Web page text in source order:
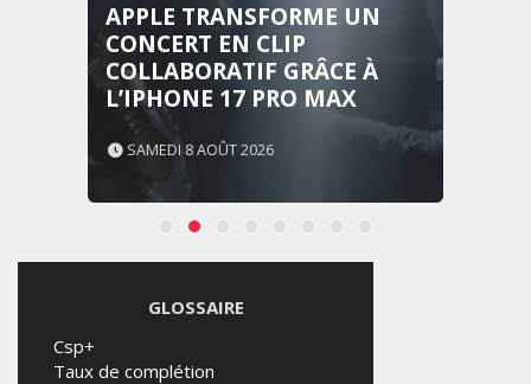
APPLE TRANSFORME UN
CONCERT EN CLIP
COLLABORATIF GRÂCE À
L’IPHONE 17 PRO MAX
SAMEDI 8 AOÛT 2026
GLOSSAIRE
Csp+
Taux de complétion